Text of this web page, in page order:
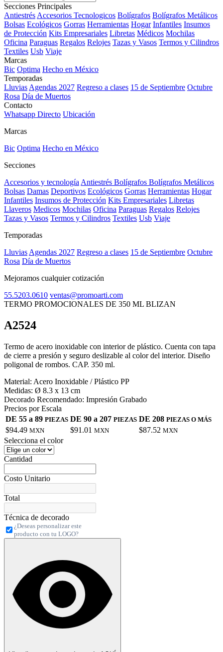
Secciones Principales
Antiestrés Accesorios Tecnologicos Bolígrafos Bolígrafos Metálicos
Bolsas Ecológicos Gorras Herramientas Hogar Infantiles Insumos
de Protección Kits Empresariales Libretas Médicos Mochilas
Oficina Paraguas Regalos Relojes Tazas y Vasos Termos y Cilindros
Textiles Usb Viaje
Marcas
Bic Optima Hecho en México
Temporadas
Lluvias Agendas 2027 Regreso a clases 15 de Septiembre Octubre
Rosa Día de Muertos
Contacto
Whatsapp Directo Ubicación
Marcas
Bic Optima Hecho en México
Secciones
Accesorios y tecnología Antiestrés Bolígrafos Bolígrafos Metálicos
Bolsas Damas Deportivos Ecológicos Gorras Herramientas Hogar
Infantiles Insumos de Protección Kits Empresariales Libretas
Llaveros Medicos Mochilas Oficina Paraguas Regalos Relojes
Tazas y Vasos Termos y Cilindros Textiles Usb Viaje
Temporadas
Lluvias Agendas 2027 Regreso a clases 15 de Septiembre Octubre
Rosa Día de Muertos
Mejoramos cualquier cotización
55.5203.0610 ventas@promoarti.com
TERMO PROMOCIONALES DE 350 ML BLIZAN
A2524
Termo de acero inoxidable con interior de plástico. Cuenta con tapa
de cierre a presión y seguro deslizable al color del interior. Diseño
poligonal de rombos. CAP. 350 ml.
Material: Acero Inoxidable / Plástico PP
Medidas: Ø 8.3 x 13 cm
Decorado Recomendado: Impresión Grabado
Precios por Escala
DE 55 a 89 PIEZAS DE 90 a 207 PIEZAS DE 208 PIEZAS O MÁS
$94.49 MXN $91.01 MXN $87.52 MXN
Selecciona el color
Cantidad
Costo Unitario
Total
Técnica de decorado
¿Deseas personalizar este
producto con tu LOGO?